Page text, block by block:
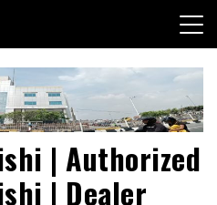
| Authorized
| Dealer